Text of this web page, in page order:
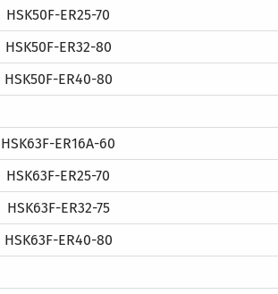
HSK50F-ER25-70
HSK50F-ER32-80
HSK50F-ER40-80
HSK63F-ER16A-60
HSK63F-ER25-70
HSK63F-ER32-75
HSK63F-ER40-80